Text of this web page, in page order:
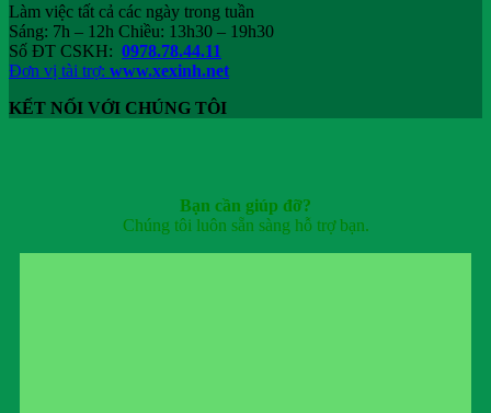
Làm việc tất cả các ngày trong tuần
Sáng: 7h – 12h Chiều: 13h30 – 19h30
Số ĐT CSKH: 0978.78.44.11
Đơn vị tài trợ: www.xexinh.net
KẾT NỐI VỚI CHÚNG TÔI
Bạn cần giúp đỡ?
Chúng tôi luôn sẵn sàng hỗ trợ bạn.